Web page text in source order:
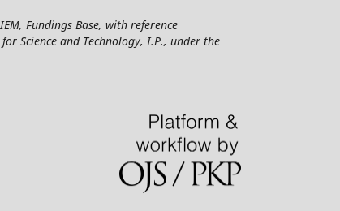
Fundings Base, with reference
Science and Technology, I.P., under the